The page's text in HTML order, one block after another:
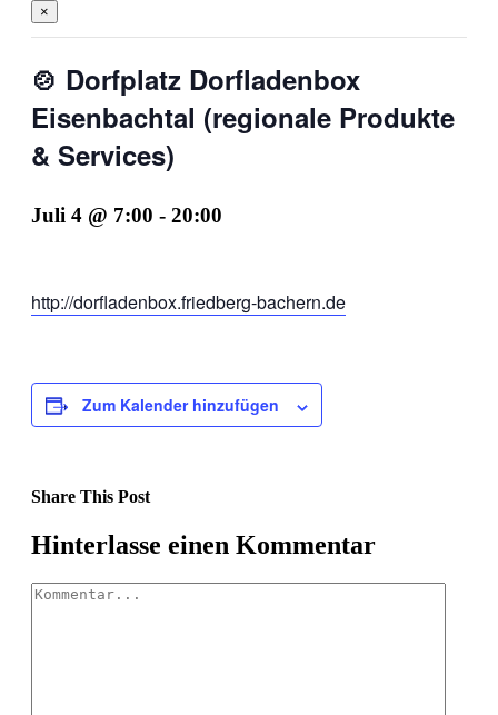
×
🍲 Dorfplatz Dorfladenbox
Eisenbachtal (regionale Produkte
& Services)
Juli 4 @ 7:00 - 20:00
http://dorfladenbox.friedberg-bachern.de
Zum Kalender hinzufügen
Share This Post
Facebook
X
LinkedIn
Pinterest
Hinterlasse einen Kommentar
Kommentar